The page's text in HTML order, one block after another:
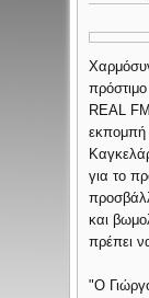
REAL
εκπομπή
για το
και
πρέπει
"Ο